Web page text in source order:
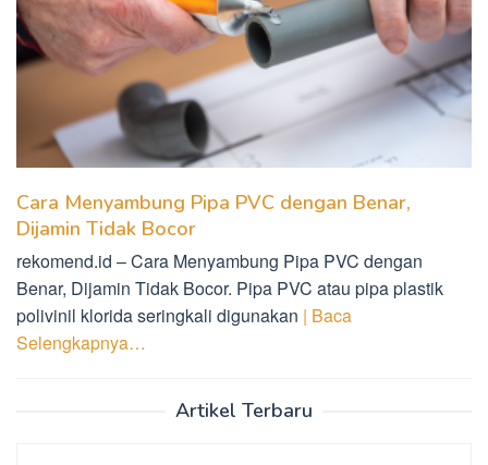
Cara Menyambung Pipa PVC dengan Benar,
Dijamin Tidak Bocor
rekomend.id – Cara Menyambung Pipa PVC dengan
Benar, Dijamin Tidak Bocor. Pipa PVC atau pipa plastik
polivinil klorida seringkali digunakan | Baca
Selengkapnya…
Artikel Terbaru